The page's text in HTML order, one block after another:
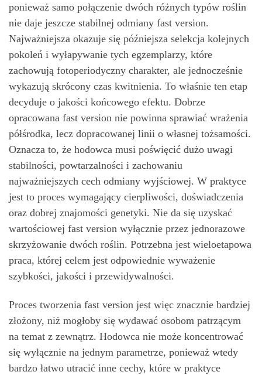
ponieważ samo połączenie dwóch różnych typów roślin
nie daje jeszcze stabilnej odmiany fast version.
Najważniejsza okazuje się późniejsza selekcja kolejnych
pokoleń i wyłapywanie tych egzemplarzy, które
zachowują fotoperiodyczny charakter, ale jednocześnie
wykazują skrócony czas kwitnienia. To właśnie ten etap
decyduje o jakości końcowego efektu. Dobrze
opracowana fast version nie powinna sprawiać wrażenia
półśrodka, lecz dopracowanej linii o własnej tożsamości.
Oznacza to, że hodowca musi poświęcić dużo uwagi
stabilności, powtarzalności i zachowaniu
najważniejszych cech odmiany wyjściowej. W praktyce
jest to proces wymagający cierpliwości, doświadczenia
oraz dobrej znajomości genetyki. Nie da się uzyskać
wartościowej fast version wyłącznie przez jednorazowe
skrzyżowanie dwóch roślin. Potrzebna jest wieloetapowa
praca, której celem jest odpowiednie wyważenie
szybkości, jakości i przewidywalności.
Proces tworzenia fast version jest więc znacznie bardziej
złożony, niż mogłoby się wydawać osobom patrzącym
na temat z zewnątrz. Hodowca nie może koncentrować
się wyłącznie na jednym parametrze, ponieważ wtedy
bardzo łatwo utracić inne cechy, które w praktyce